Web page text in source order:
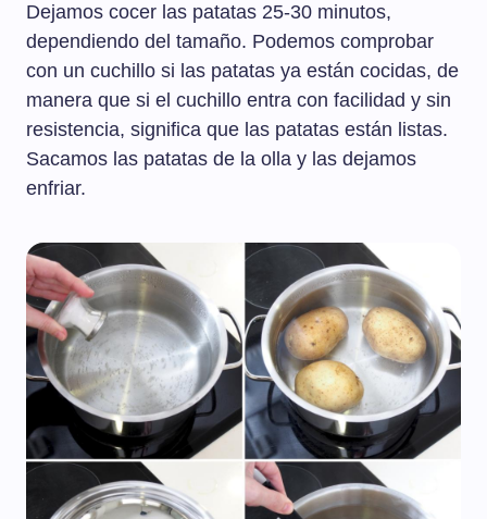
Dejamos cocer las patatas 25-30 minutos,
dependiendo del tamaño. Podemos comprobar
con un cuchillo si las patatas ya están cocidas, de
manera que si el cuchillo entra con facilidad y sin
resistencia, significa que las patatas están listas.
Sacamos las patatas de la olla y las dejamos
enfriar.